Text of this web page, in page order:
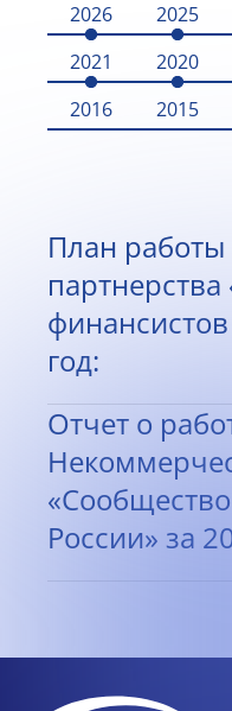
2026 2025
2021
2020
2016
2015
План
год:
Отчет о
России» за